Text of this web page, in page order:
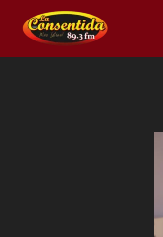
contenido